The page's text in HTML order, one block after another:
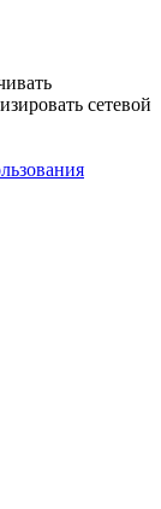
сетевой